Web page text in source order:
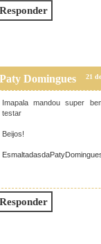
Responder
Paty Domingues 21
Imapala mandou super
testar
Beijos!
Responder